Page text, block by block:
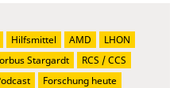
Hilfsmittel AMD
LHON
Stargardt
RCS / CCS
Forschung heute